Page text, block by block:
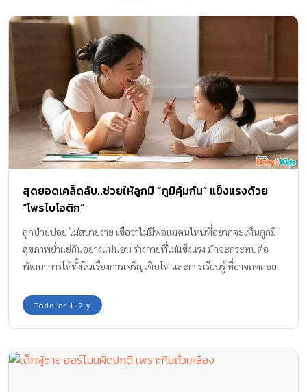
สุดยอดเคล็ดลับ..ช่วยให้ลูกมี “ภูมิคุ้มกัน” แข็งแรงด้วย
“โพรไบโอติก”
ลูกป่วยบ่อย ไม่สบายง่าย เชื่อว่าไม่มีพ่อแม่คนไหนที่อยากจะเห็นลูกมี
สุขภาพย่ำแย่กันอย่างแน่นอน ร่างกายที่ไม่แข็งแรง มักจะกระทบต่อ
พัฒนาการได้ทั้งในเรื่องการเจริญเติบโต และการเรียนรู้ ที่อาจถดถอย
โรงพยาบาล อันนี้เชื่อว่าพ่อแม่คงกังวลมากแน่ ๆ
Toddler 1-2 y